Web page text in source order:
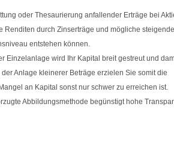
oder Thesaurierung anfallender Erträge bei
Renditen durch Zinserträge und mögliche steigende
entstehen können.
Einzelanlage wird Ihr Kapital breit gestreut und
Anlage kleinerer Beträge erzielen Sie somit die
an Kapital sonst nur schwer zu erreichen ist.
Abbildungsmethode begünstigt hohe